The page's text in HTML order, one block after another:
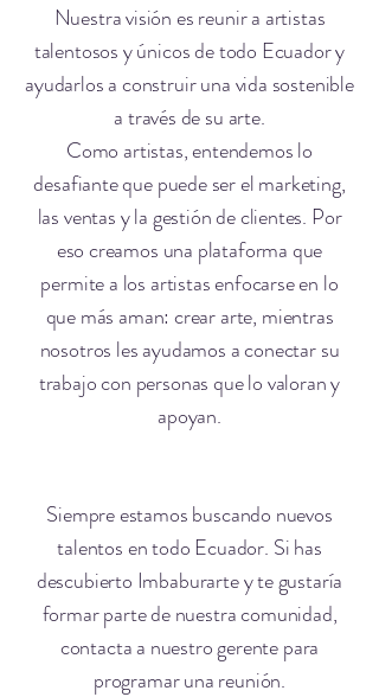
Nuestra visión es reunir a artistas
talentosos y únicos de todo Ecuador y
ayudarlos a construir una vida sostenible
a través de su arte.
Como artistas, entendemos lo
desafiante que puede ser el marketing,
las ventas y la gestión de clientes. Por
eso creamos una plataforma que
permite a los artistas enfocarse en lo
que más aman: crear arte, mientras
nosotros les ayudamos a conectar su
trabajo con personas que lo valoran y
apoyan.
Siempre estamos buscando nuevos
talentos en todo Ecuador. Si has
descubierto Imbaburarte y te gustaría
formar parte de nuestra comunidad,
contacta a nuestro gerente para
programar una reunión.